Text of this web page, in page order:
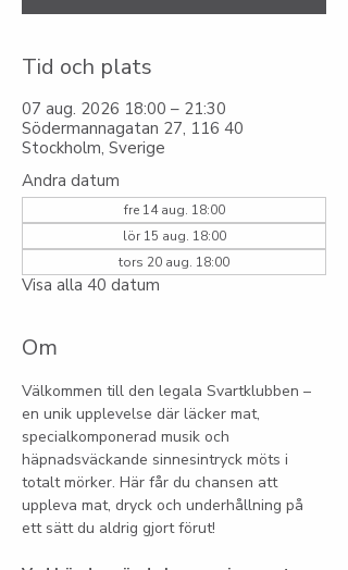
Tid och plats
07 aug. 2026 18:00 – 21:30
Södermannagatan 27, 116 40
Stockholm, Sverige
Andra datum
fre 14 aug. 18:00
lör 15 aug. 18:00
tors 20 aug. 18:00
Visa alla 40 datum
Om
Välkommen till den legala Svartklubben –
en unik upplevelse där läcker mat,
specialkomponerad musik och
häpnadsväckande sinnesintryck möts i
totalt mörker. Här får du chansen att
uppleva mat, dryck och underhållning på
ett sätt du aldrig gjort förut!